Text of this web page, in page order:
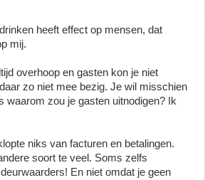
heeft effect op mensen, dat
mij.
overhoop en gasten kon je niet
zo niet mee bezig. Je wil misschien
waarom zou je gasten uitnodigen? Ik
niks van facturen en betalingen.
soort te veel. Soms zelfs
En niet omdat je geen